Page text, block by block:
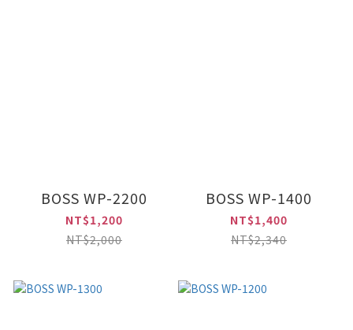
BOSS WP-2200
NT$1,200
NT$2,000
BOSS WP-1400
NT$1,400
NT$2,340